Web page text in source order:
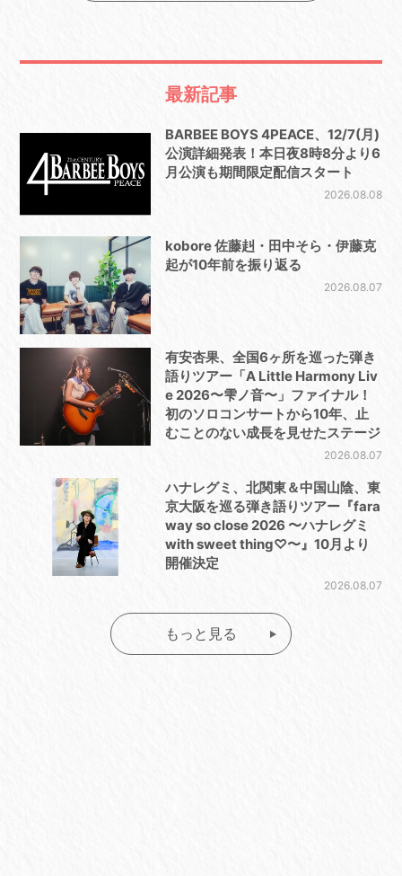
最新記事
BARBEE BOYS 4PEACE、12/7(月)
公演詳細発表！本日夜8時8分より6
月公演も期間限定配信スタート
2026.08.08
kobore 佐藤赳・田中そら・伊藤克
起が10年前を振り返る
2026.08.07
有安杏果、全国6ヶ所を巡った弾き
語りツアー「A Little Harmony Liv
e 2026〜雫ノ音〜」ファイナル！
初のソロコンサートから10年、止
むことのない成長を見せたステージ
2026.08.07
ハナレグミ、北関東＆中国山陰、東
京大阪を巡る弾き語りツアー『fara
way so close 2026 〜ハナレグミ
with sweet thing♡〜』10月より
開催決定
2026.08.07
もっと見る